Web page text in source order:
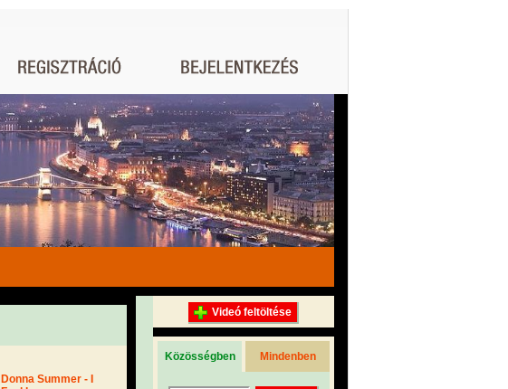
Donna Summer - I
Videó feltöltése
Közösségben Mindenben